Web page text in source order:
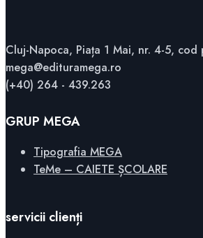
Cluj-Napoca, Piața 1 Mai, nr. 4-5, cod
mega@edituramega.ro
(+40) 264 - 439.263
GRUP MEGA
Tipografia MEGA
TeMe – CAIETE ȘCOLARE
servicii clienți